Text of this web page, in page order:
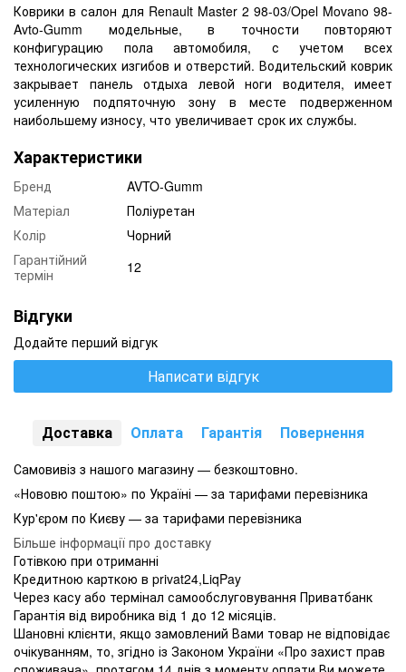
Коврики в салон для Renault Master 2 98-03/Opel Movano 98-
Avto-Gumm модельные, в точности повторяют
конфигурацию пола автомобиля, с учетом всех
технологических изгибов и отверстий. Водительский коврик
закрывает панель отдыха левой ноги водителя, имеет
усиленную подпяточную зону в месте подверженном
наибольшему износу, что увеличивает срок их службы.
Характеристики
Бренд
AVTO-Gumm
Матеріал
Поліуретан
Колір
Чорний
Гарантійний
термін
12
Відгуки
Додайте перший відгук
Написати відгук
Доставка Оплата Гарантія Повернення
Самовивіз з нашого магазину — безкоштовно.
«Нововю поштою» по Україні — за тарифами перевізника
Кур'єром по Києву — за тарифами перевізника
Більше інформації про доставку
Готівкою при отриманні
Кредитною карткою в privat24,LiqPay
Через касу або термінал самообслуговування Приватбанк
Гарантія від виробника від 1 до 12 місяців.
Шановні клієнти, якщо замовлений Вами товар не відповідає
очікуванням, то, згідно із Законом України «Про захист прав